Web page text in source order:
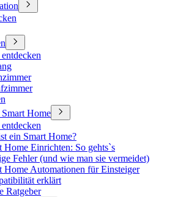
Home
ein Smart Home?
Home Einrichten: So gehts`s
Fehler (und wie man sie vermeidet)
Home Automationen für Einsteiger
erklärt
Ratgeber